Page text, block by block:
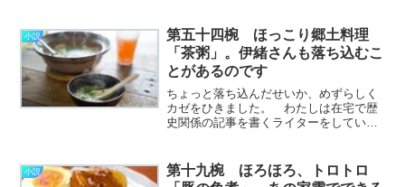
ら。 わたしはあんなにおいしそうにご
飯を食べる人を知らない。
………………～続きを読む～
小説
第五十四椀 ほっこり郷土料理
「茶粥」。伊緒さんも落ち込むこ
とがあるのです
ちょっと落ち込んだせいか、めずらしく
カゼをひきました。 わたしは在宅で歴
史関係の記事を書くライターをしていま
ません。 企画会議であったり、打合せ
であったり、内容はさまざ………………
小説
第十九椀 ほろほろ、トロトロ